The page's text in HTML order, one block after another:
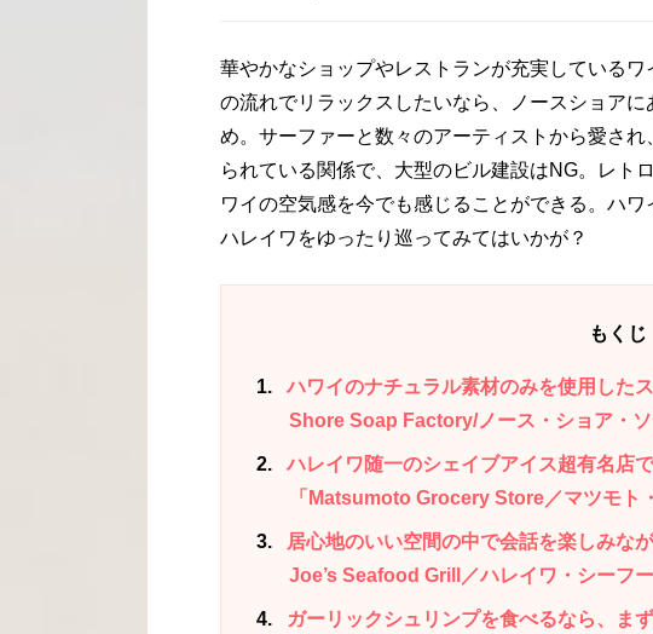
華やかなショップやレストランが充実している
の流れでリラックスしたいなら、ノースショア
め。サーファーと数々のアーティストから愛さ
られている関係で、大型のビル建設はNG。レト
ワイの空気感を今でも感じることができる。ハ
ハレイワをゆったり巡ってみてはいかが？
もくじ
1
ハワイのナチュラル素材のみを使用した
Shore Soap Factory/ノース・ショア・ソ
2
ハレイワ随一のシェイブアイス超有名店
「Matsumoto Grocery Store／マツモト
3
居心地のいい空間の中で会話を楽しみな
Joe’s Seafood Grill／ハレイワ・シーフー
4
ガーリックシュリンプを食べるなら、ま